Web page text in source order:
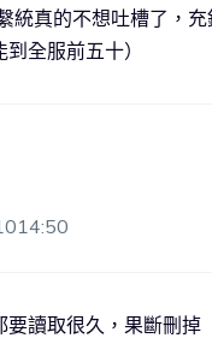
統真的不想吐槽了，
全服前五十）
要讀取很久，果斷刪掉